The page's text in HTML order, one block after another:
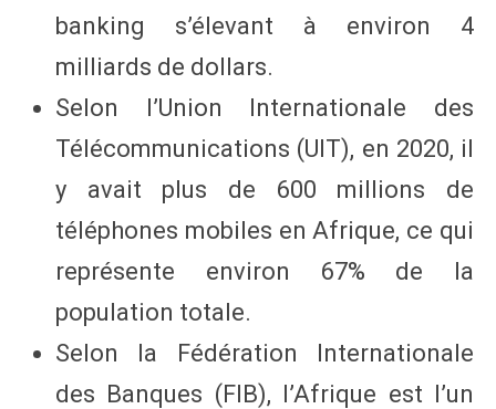
banking s’élevant à environ 4
milliards de dollars.
Selon l’Union Internationale des
Télécommunications (UIT), en 2020, il
y avait plus de 600 millions de
téléphones mobiles en Afrique, ce qui
représente environ 67% de la
population totale.
Selon la Fédération Internationale
des Banques (FIB), l’Afrique est l’un